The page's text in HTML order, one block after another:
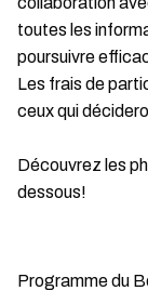
toutes les
poursuivre
Les frais de
ceux qui
Découvrez les
dessous!
Programme du